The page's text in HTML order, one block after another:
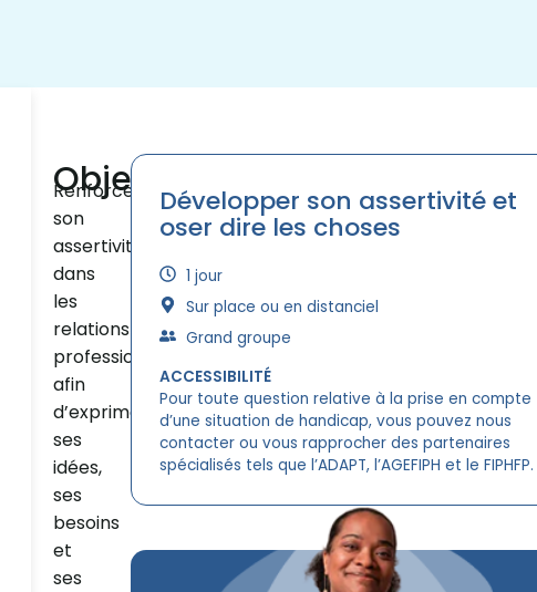
Objectifs
Renforcer
son
assertivité
dans
les
relations
professionnelles
afin
d’exprimer
ses
idées,
ses
besoins
et
ses
Développer son assertivité et
oser dire les choses
1 jour
Sur place ou en distanciel
Grand groupe
ACCESSIBILITÉ
Pour toute question relative à la prise en compte
d’une situation de handicap, vous pouvez nous
contacter ou vous rapprocher des partenaires
spécialisés tels que l’ADAPT, l’AGEFIPH et le FIPHFP.